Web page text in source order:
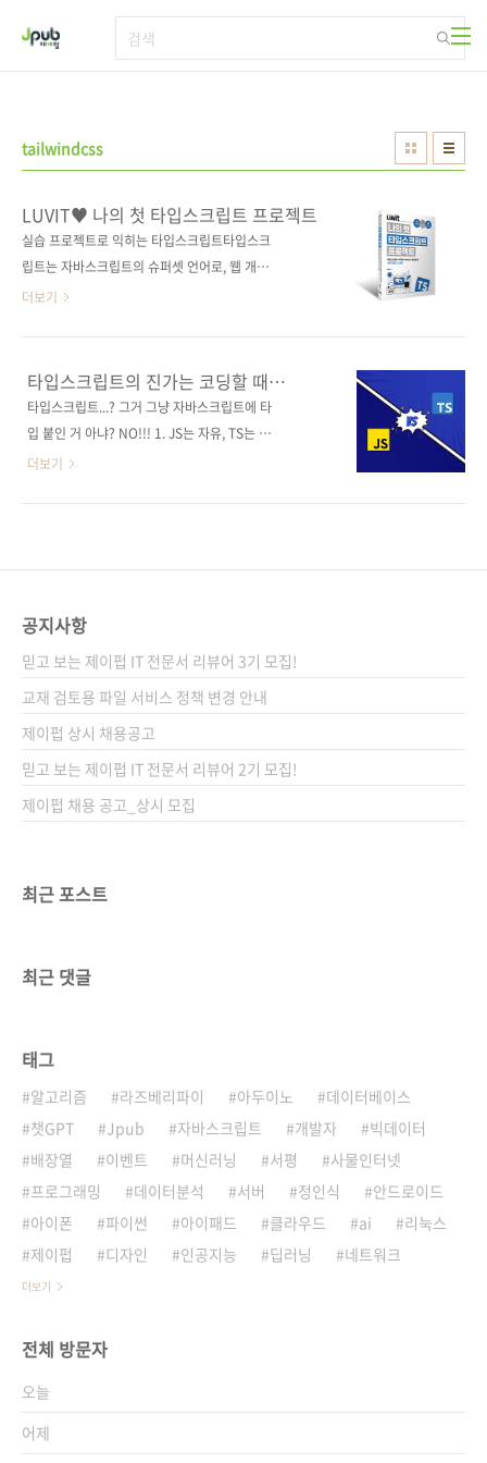
tailwindcss
LUVIT♥ 나의 첫 타입스크립트 프로젝트
실습 프로젝트로 익히는 타입스크립트타입스크
립트는 자바스크립트의 슈퍼셋 언어로, 웹 개발
및 대규모 프로젝트에서 널리 채택되고 있다. 이
는 실습 프로젝트를 통해 깊이 있게 학습할 수 있
도록 구성되었다. 프로젝트는 리액트 컴포넌트
로 웹페이지를 구축하고, Tailwind CSS를 사용
몽고DB에 데이터를 저장하고, 마지막에는 리액
트와 NestJS를 연결하여 웹 앱 개발의 전체 과
더보기
타입스크립트의 진가는 코딩할 때
발휘된다
타입스크립트...? 그거 그냥 자바스크립트에 타
입 붙인 거 아냐? NO!!! 1. JS는 자유, TS는 잔
소리쟁이JS: 변수 선언할 때 let a = 3; 이러면
거 진짜 맞아?" 계속 물어봄. 2. JS는 실행 중에
해봐야 에러를 알 수 있음. 그것도 어떤 상황에서
만 터지는 경우가 많음.TS는 에디터에서 저장하
자마자 "여기 타입 안 맞아요~"라고 바로 알려
줌.개발하다가 실수 줄이고 싶으면 TS..
더보기
공지사항
믿고 보는 제이펍 IT 전문서 리뷰어 3기 모집!
교재 검토용 파일 서비스 정책 변경 안내
제이펍 상시 채용공고
믿고 보는 제이펍 IT 전문서 리뷰어 2기 모집!
제이펍 채용 공고_상시 모집
최근 포스트
최근 댓글
태그
알고리즘 라즈베리파이 아두이노
데이터베이스
챗GPT
Jpub 자바스크립트 개발자
빅데이터
배장열
이벤트 머신러닝 서평
사물인터넷
프로그래밍
데이터분석 서버 정인식
안드로이드
아이폰
파이썬 아이패드 클라우드 ai
리눅스
제이펍
디자인 인공지능 딥러닝 네트워크
더보기
전체 방문자
오늘
어제